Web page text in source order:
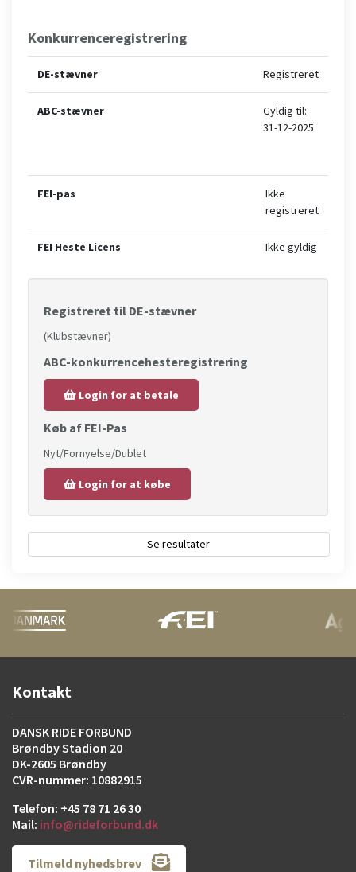
Konkurrenceregistrering
DE-stævner Registreret
ABC-stævner
Gyldig til:
31-12-2025
FEI-pas
Ikke
registreret
FEI Heste Licens Ikke gyldig
Registreret til DE-stævner
(Klubstævner)
ABC-konkurrencehesteregistrering
Login for at betale
Køb af FEI-Pas
Nyt/Fornyelse/Dublet
Login for at købe
Se resultater
Kontakt
DANSK RIDE FORBUND
Brøndby Stadion 20
DK-2605 Brøndby
CVR-nummer: 10882915
Telefon: +45 78 71 26 30
Mail: info@rideforbund.dk
Tilmeld nyhedsbrev